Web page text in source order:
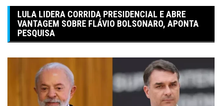
LULA LIDERA CORRIDA PRESIDENCIAL E ABRE
VANTAGEM SOBRE FLÁVIO BOLSONARO, APONTA
PESQUISA